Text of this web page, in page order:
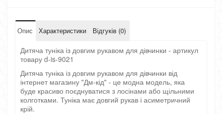
Опис Характеристики Відгуків (0)
Дитяча туніка із довгим рукавом для дівчинки - артикул
товару d-is-9021
Дитяча туніка із довгим рукавом для дівчинки від
інтернет магазину "Дм-кід" - це модна модель, яка
буде красиво поєднуватися з лосінами або щільними
колготками. Туніка має довгий рукав і асиметричний
крій.